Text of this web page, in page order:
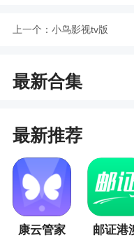
讨论占星行动，学习
好者制作的
修复多轮盘在某
问题
上一个： 小鸟影视tv版
最新合集
最新推荐
康云管家
邮证港